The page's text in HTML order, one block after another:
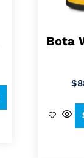
Bota
$